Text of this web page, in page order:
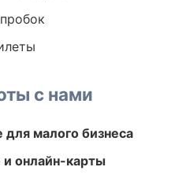
с нами
малого бизнеса
онлайн-карты